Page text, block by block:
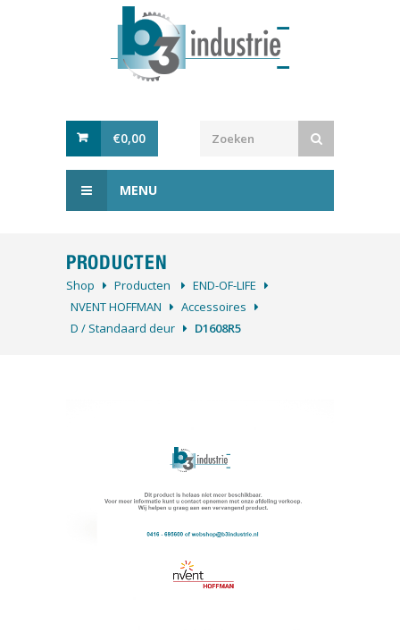
€0,00
MENU
PRODUCTEN
Shop Producten
­END-OF-LIFE
NVENT HOFFMAN
Accessoires
D / Standaard deur
D1608R5